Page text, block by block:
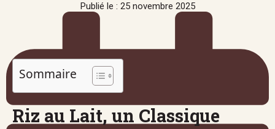
Publié le : 25 novembre 2025
Sommaire
Riz au Lait, un Classique